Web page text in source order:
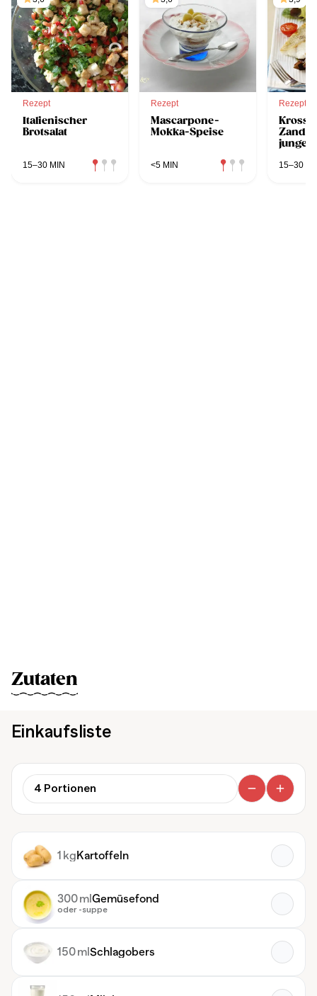
Rezept
Italienischer
Brotsalat
15–30 MIN
Rezept
Mascarpone-
Mokka-Speise
<5 MIN
Rezept
Kross
jungen
15–30
Zutaten